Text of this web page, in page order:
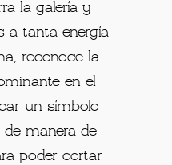
la galería y
a tanta energía
reconoce la
en el
un símbolo
manera de
poder cortar